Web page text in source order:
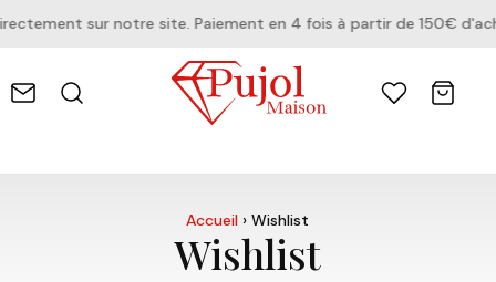
sur notre site. Paiement en 4 fois à partir de 150€
Accueil ›Wishlist
Wishlist